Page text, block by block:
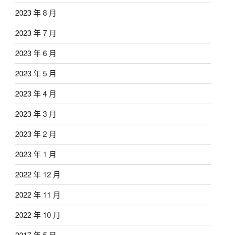
2023 年 8 月
2023 年 7 月
2023 年 6 月
2023 年 5 月
2023 年 4 月
2023 年 3 月
2023 年 2 月
2023 年 1 月
2022 年 12 月
2022 年 11 月
2022 年 10 月